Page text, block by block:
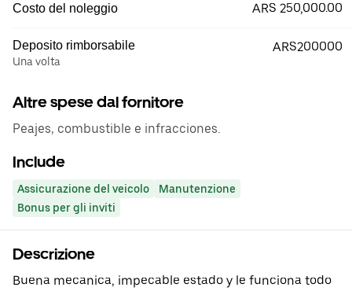
Costo del noleggio ARS 250,000.00
Deposito rimborsabile
Una volta
ARS200000
Altre spese dal fornitore
Peajes, combustible e infracciones.
Include
Assicurazione del veicolo
Manutenzione
Bonus per gli inviti
Descrizione
Buena mecanica, impecable estado y le funciona todo